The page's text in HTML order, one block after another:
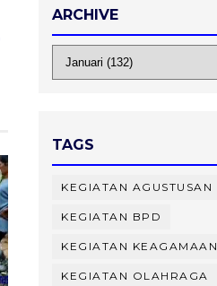
ARCHIVE
TAGS
KEGIATAN AGUSTUSAN
KEGIATAN BPD
KEGIATAN KEAGAMAAN
KEGIATAN OLAHRAGA